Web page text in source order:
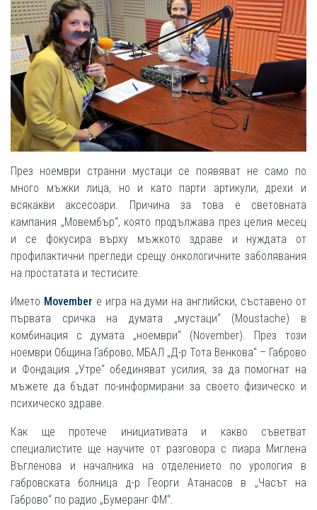
През ноември странни мустаци се появяват не само по
много мъжки лица, но и като парти артикули, дрехи и
всякакви аксесоари. Причина за това е световната
кампания „Мовембър“, която продължава през целия месец
и се фокусира върху мъжкото здраве и нуждата от
профилактични прегледи срещу онкологичните заболявания
на простатата и тестисите.
Името Movember е игра на думи на английски, съставено от
първата сричка на думата „мустаци“ (Moustache) в
комбинация с думата „ноември“ (November). През този
ноември Община Габрово, МБАЛ „Д-р Тота Венкова“ – Габрово
и Фондация „Утре“ обединяват усилия, за да помогнат на
мъжете да бъдат по-информирани за своето физическо и
психическо здраве.
Как ще протече инициативата и какво съветват
специалистите ще научите от разговора с пиара Миглена
Въгленова и началника на отделението по урология в
габровската болница д-р Георги Атанасов в „Часът на
Габрово“ по радио „Бумеранг ФМ“.